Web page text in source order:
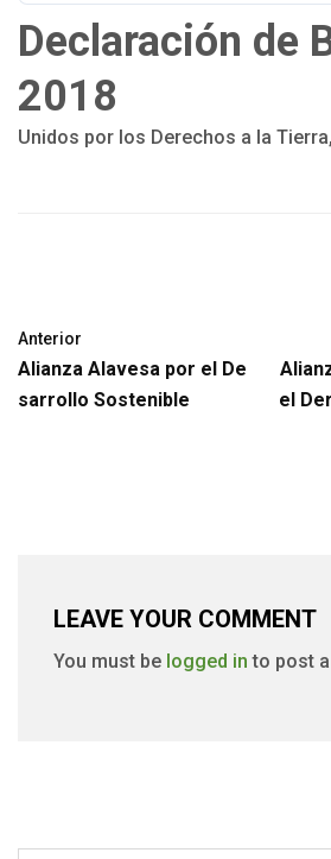
Declaración de
2018
Unidos por los Derechos a la
Anterior
Alianza Alavesa por el De
sarrollo Sostenible
el
LEAVE YOUR COMMENT
You must be logged in to post